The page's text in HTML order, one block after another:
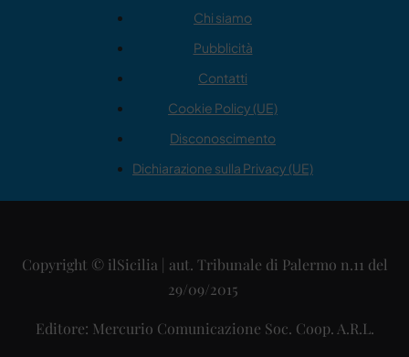
Chi siamo
Pubblicità
Contatti
Cookie Policy (UE)
Disconoscimento
Dichiarazione sulla Privacy (UE)
Copyright © ilSicilia | aut. Tribunale di Palermo n.11 del
29/09/2015
Editore: Mercurio Comunicazione Soc. Coop. A.R.L.